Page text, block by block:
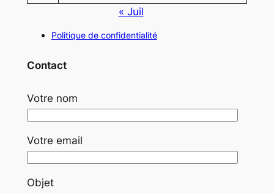
« Juil
Politique de confidentialité
Contact
Votre nom
Votre email
Objet